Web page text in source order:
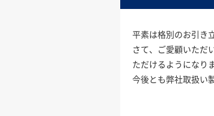
平素は格別のお引き
さて、ご愛顧いただ
ただけるようになり
今後とも弊社取扱い